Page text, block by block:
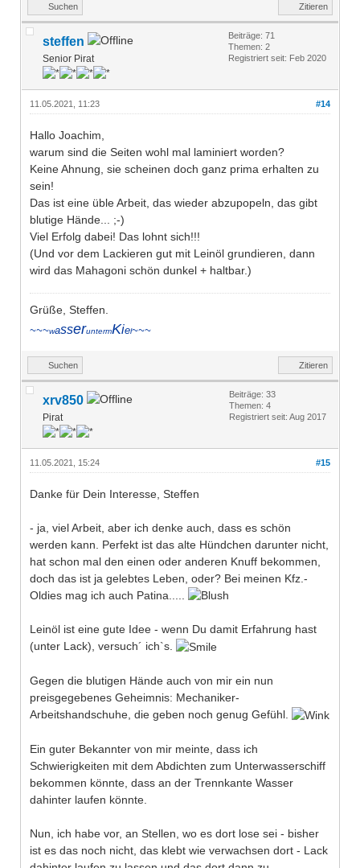
Suchen Zitieren
steffen
Senior Pirat
Beiträge: 71
Themen: 2
Registriert seit: Feb 2020
#14
11.05.2021, 11:23
Hallo Joachim,
warum sind die Seiten wohl mal laminiert worden?
Keine Ahnung, sie scheinen doch ganz prima erhalten zu
sein!
Das ist eine üble Arbeit, das wieder abzupopeln, das gibt
blutige Hände... ;-)
Viel Erfolg dabei! Das lohnt sich!!!
(Und vor dem Lackieren gut mit Leinöl grundieren, dann
wird das Mahagoni schön dunkel + haltbar.)
Grüße, Steffen.
~~~wasseruntermKiel~~~
Suchen Zitieren
xrv850
Pirat
Beiträge: 33
Themen: 4
Registriert seit: Aug 2017
#15
11.05.2021, 15:24
Danke für Dein Interesse, Steffen
- ja, viel Arbeit, aber ich denke auch, dass es schön
werden kann. Perfekt ist das alte Hündchen darunter nicht,
hat schon mal den einen oder anderen Knuff bekommen,
doch das ist ja gelebtes Leben, oder? Bei meinen Kfz.-
Oldies mag ich auch Patina.....
Leinöl ist eine gute Idee - wenn Du damit Erfahrung hast
(unter Lack), versuch´ ich`s.
Gegen die blutigen Hände auch von mir ein nun
preisgegebenes Geheimnis: Mechaniker-
Arbeitshandschuhe, die geben noch genug Gefühl.
Ein guter Bekannter von mir meinte, dass ich
Schwierigkeiten mit dem Abdichten zum Unterwasserschiff
bekommen könnte, dass an der Trennkante Wasser
dahinter laufen könnte.
Nun, ich habe vor, an Stellen, wo es dort lose sei - bisher
ist es das noch nicht, das klebt wie verwachsen dort - Lack